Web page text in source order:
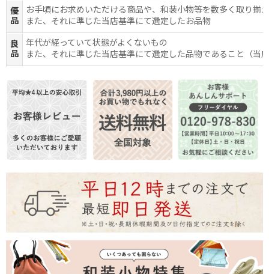
優
品
お手頃にお求めいただける商品や、和装小物等を数多く取り揃
また、それに準じた当店基準にて選定したお品物
良
品
年代が経っていて状態がよくないもの
また、それに準じた当店基準にて選定した品物であること（当